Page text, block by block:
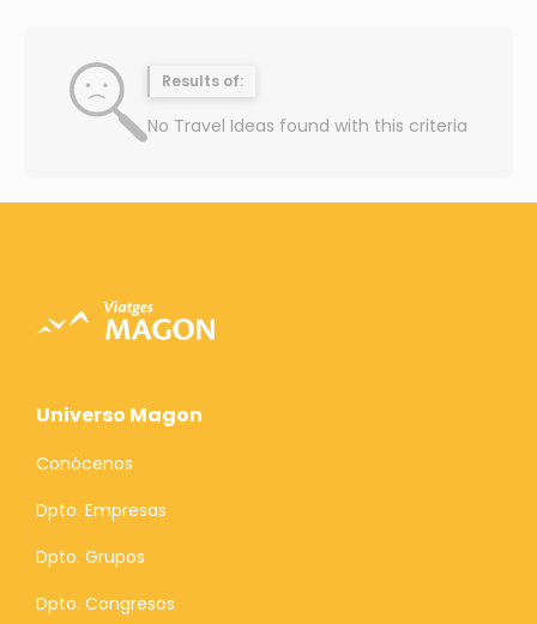
Results of:
No Travel Ideas found with this criteria
Universo Magon
Conócenos
Dpto. Empresas
Dpto. Grupos
Dpto. Congresos